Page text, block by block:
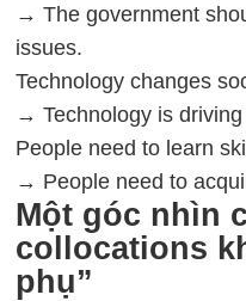
→ The government
issues.
Technology changes
→ Technology is
People need to learn
→ People need to
Một góc nhìn
collocations
phụ”